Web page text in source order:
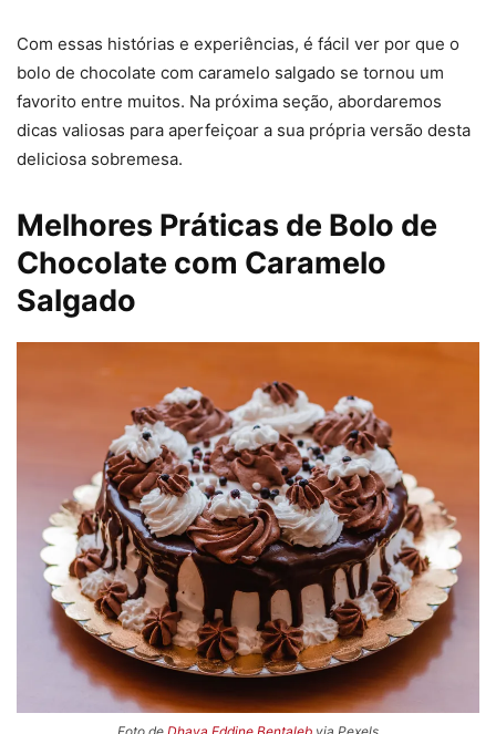
Com essas histórias e experiências, é fácil ver por que o
bolo de chocolate com caramelo salgado se tornou um
favorito entre muitos. Na próxima seção, abordaremos
dicas valiosas para aperfeiçoar a sua própria versão desta
deliciosa sobremesa.
Melhores Práticas de Bolo de
Chocolate com Caramelo
Salgado